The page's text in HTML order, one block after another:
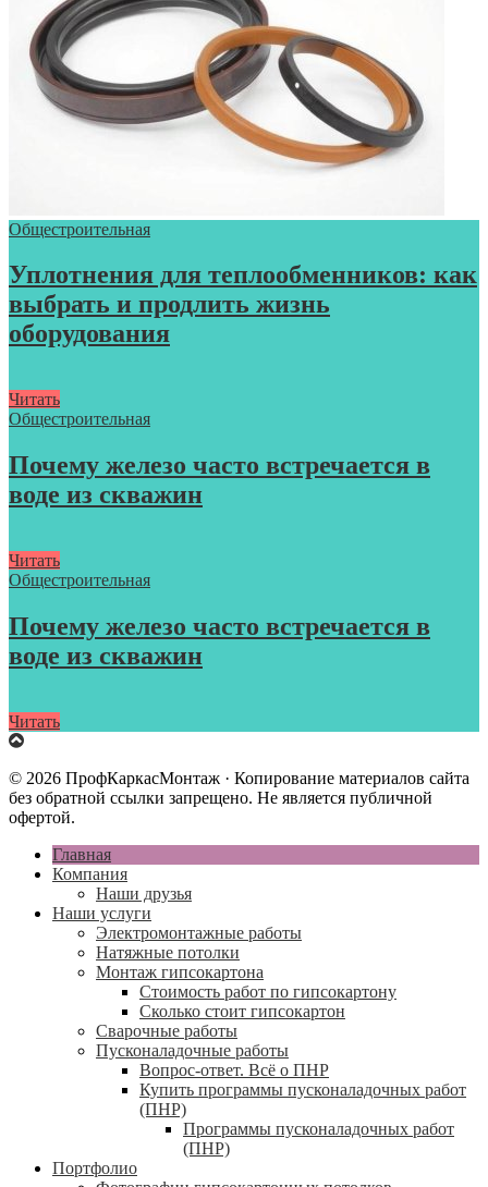
Общестроительная
Уплотнения для теплообменников: как
выбрать и продлить жизнь
оборудования
Читать
Общестроительная
Почему железо часто встречается в
воде из скважин
Читать
Общестроительная
Почему железо часто встречается в
воде из скважин
Читать
© 2026 ПрофКаркасМонтаж · Копирование материалов сайта
без обратной ссылки запрещено. Не является публичной
офертой.
Главная
Компания
Наши друзья
Наши услуги
Электромонтажные работы
Натяжные потолки
Монтаж гипсокартона
Стоимость работ по гипсокартону
Сколько стоит гипсокартон
Сварочные работы
Пусконаладочные работы
Вопрос-ответ. Всё о ПНР
Купить программы пусконаладочных работ
(ПНР)
Программы пусконаладочных работ
(ПНР)
Портфолио